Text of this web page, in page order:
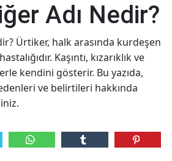
Adı Nedir?
Ürtiker, halk arasında kurdeşen
Kaşıntı, kızarıklık ve
kendini gösterir. Bu yazıda,
ve belirtileri hakkında